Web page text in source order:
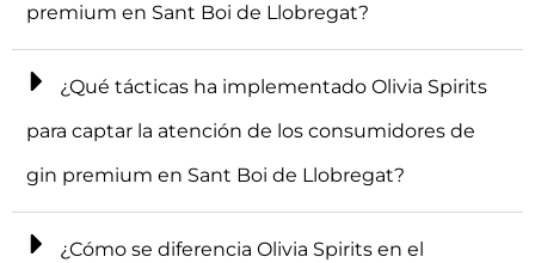
premium en Sant Boi de Llobregat?
¿Qué tácticas ha implementado Olivia Spirits
para captar la atención de los consumidores de
gin premium en Sant Boi de Llobregat?
¿Cómo se diferencia Olivia Spirits en el